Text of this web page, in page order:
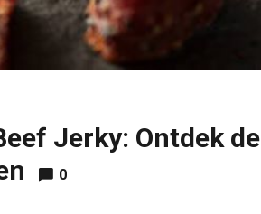
Jerky: Ontdek de
0